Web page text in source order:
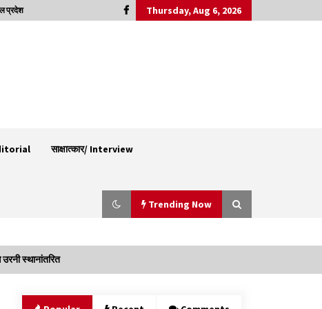
प्रदेश Thursday, Aug 6, 2026
साक्षात्कार/ Interview
Trending Now
हर्ष महाजन
स्थानांतरित